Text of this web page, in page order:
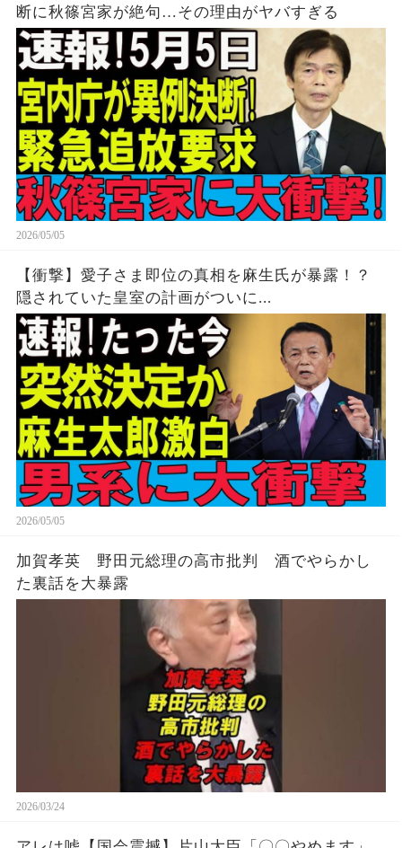
断に秋篠宮家が絶句…その理由がヤバすぎる
2026/05/05
【衝撃】愛子さま即位の真相を麻生氏が暴露！？
隠されていた皇室の計画がついに...
2026/05/05
加賀孝英 野田元総理の高市批判 酒でやらかし
た裏話を大暴露
2026/03/24